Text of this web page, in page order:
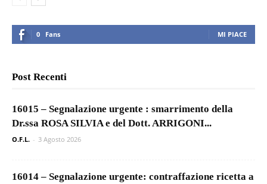
0 Fans MI PIACE
Post Recenti
16015 – Segnalazione urgente : smarrimento della
Dr.ssa ROSA SILVIA e del Dott. ARRIGONI...
O.F.L. - 3 Agosto 2026
16014 – Segnalazione urgente: contraffazione ricetta a